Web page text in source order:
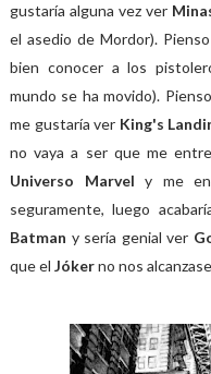
gustaría alguna vez ver
el asedio de Mordor).
bien conocer a los
mundo se ha movido).
me gustaría ver King's
no vaya a ser que me
Universo Marvel y me
seguramente, luego
Batman y sería genial ver
que el Jókerno nos